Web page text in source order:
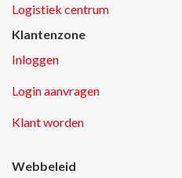
Logistiek centrum
Klantenzone
Inloggen
Login aanvragen
Klant worden
Webbeleid